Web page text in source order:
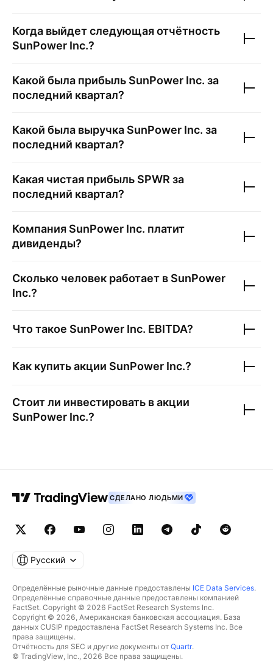
Когда выйдет следующая отчётность
SunPower Inc.?
Какой была прибыль SunPower Inc. за
последний квартал?
Какой была выручка SunPower Inc. за
последний квартал?
Какая чистая прибыль SPWR за
последний квартал?
Компания SunPower Inc. платит
дивиденды?
Сколько человек работает в SunPower
Inc.?
Что такое SunPower Inc. EBITDA?
Как купить акции SunPower Inc.?
Стоит ли инвестировать в акции
SunPower Inc.?
СДЕЛАНО ЛЮДЬМИ
Русский
Определённые рыночные данные предоставлены ICE Data Services.
Определённые справочные данные предоставлены компанией
FactSet. Copyright © 2026 FactSet Research Systems Inc.
Copyright © 2026, Американская банковская ассоциация. База
данных CUSIP предоставлена FactSet Research Systems Inc. Все
права защищены.
Отчётность для SEC и другие документы от Quartr.
© TradingView, Inc., 2026 Все права защищены.